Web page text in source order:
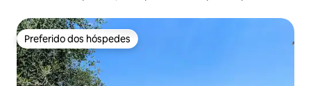
Preferido dos hóspedes
Preferido dos hóspedes